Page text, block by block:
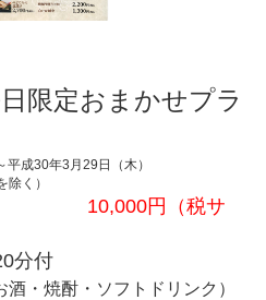
限定おまかせプラ
成30年3月29日（木）
く）
10,000円（税サ
分付
・ソフトドリンク）